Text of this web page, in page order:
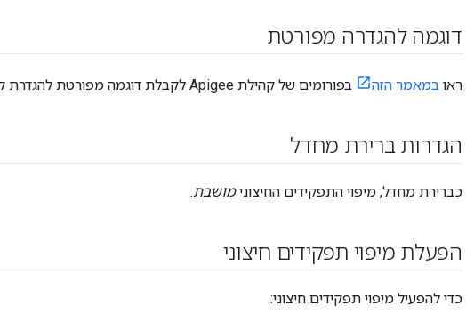
דוגמה להגדרה מפורטת
ראו במאמר הזה בפורומים של קהילת Apigee לקבלת דוגמה מפורטת להגדרת קמפיינים חיצוניים מיפוי תפקידים.
הגדרות ברירת מחדל
כברירת מחדל, מיפוי התפקידים החיצונימושבת.
הפעלת מיפוי תפקידים חיצוני
כדי להפעיל מיפוי תפקידים חיצוני: